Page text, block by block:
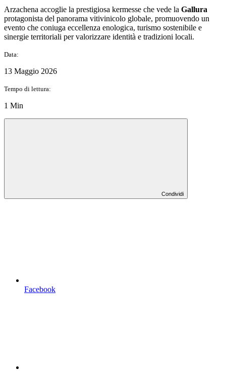
Arzachena accoglie la prestigiosa kermesse che vede la Gallura
protagonista del panorama vitivinicolo globale, promuovendo un
evento che coniuga eccellenza enologica, turismo sostenibile e
sinergie territoriali per valorizzare identità e tradizioni locali.
Data:
13 Maggio 2026
Tempo di lettura:
1 Min
Condividi
Facebook